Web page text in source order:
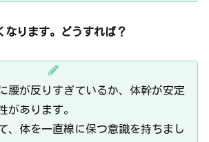
ります。どうすれば？
腰が反りすぎているか、体幹が安定
があります。
、体を一直線に保つ意識を持ちまし